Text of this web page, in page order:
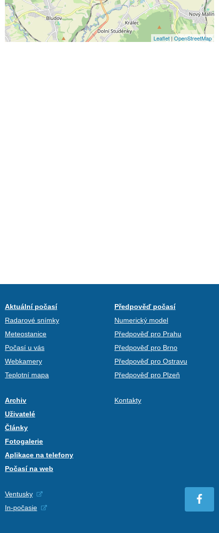
Leaflet | OpenStreetMap
Aktuální počasí
Radarové snímky
Meteostanice
Počasí u vás
Webkamery
Teplotní mapa
Předpověď počasí
Numerický model
Předpověď pro Prahu
Předpověď pro Brno
Předpověď pro Ostravu
Předpověď pro Plzeň
Archiv
Uživatelé
Články
Fotogalerie
Aplikace na telefony
Počasí na web
Kontakty
Ventusky
In-počasie